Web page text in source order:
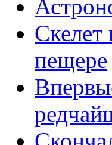
Скелет
пещере